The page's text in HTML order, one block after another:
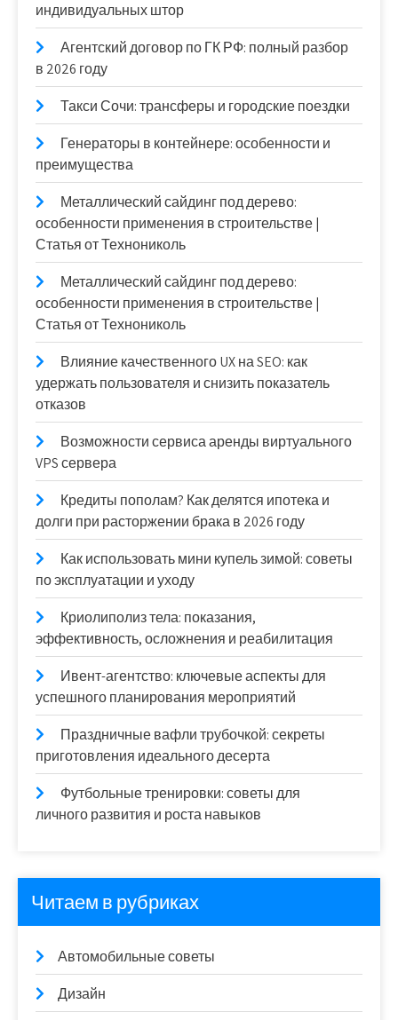
индивидуальных штор
Агентский договор по ГК РФ: полный разбор
в 2026 году
Такси Сочи: трансферы и городские поездки
Генераторы в контейнере: особенности и
преимущества
Металлический сайдинг под дерево:
особенности применения в строительстве |
Статья от Технониколь
Металлический сайдинг под дерево:
особенности применения в строительстве |
Статья от Технониколь
Влияние качественного UX на SEO: как
удержать пользователя и снизить показатель
отказов
Возможности сервиса аренды виртуального
VPS сервера
Кредиты пополам? Как делятся ипотека и
долги при расторжении брака в 2026 году
Как использовать мини купель зимой: советы
по эксплуатации и уходу
Криолиполиз тела: показания,
эффективность, осложнения и реабилитация
Ивент-агентство: ключевые аспекты для
успешного планирования мероприятий
Праздничные вафли трубочкой: секреты
приготовления идеального десерта
Футбольные тренировки: советы для
личного развития и роста навыков
Читаем в рубриках
Автомобильные советы
Дизайн